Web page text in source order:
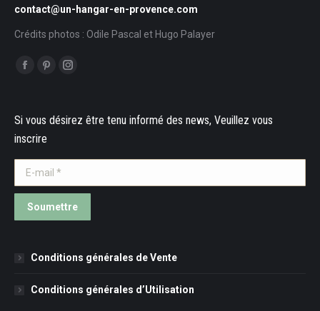
contact@un-hangar-en-provence.com
Crédits photos : Odile Pascal et Hugo Palayer
Trouvez nous sur :
Facebook
PinterestInstagram
Si vous désirez être tenu informé des news, Veuillez vous
inscrire
E-mail *
Soumettre
Conditions générales de Vente
Conditions générales d’Utilisation